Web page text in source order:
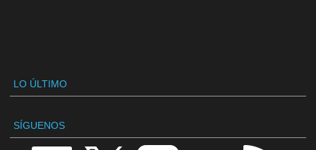
LO ÚLTIMO
SÍGUENOS